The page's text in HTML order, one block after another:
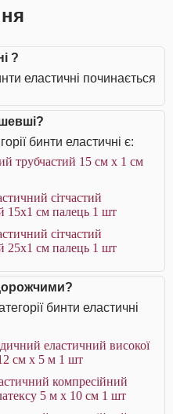
?
еластичні починається
бинти еластичні є:
трубчастий 15 см x 1 см
сітчастий
15х1 см палець 1 шт
сітчастий
25х1 см палець 1 шт
бинти еластичні
еластичний високої
см х 5 м 1 шт
компресійний
5 м х 10 см 1 шт